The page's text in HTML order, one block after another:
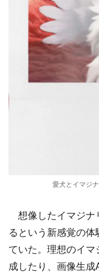
愛犬とイマジ
想像したイマジナ
るという新感覚の
ていた。理想のイ
成したり、画像生